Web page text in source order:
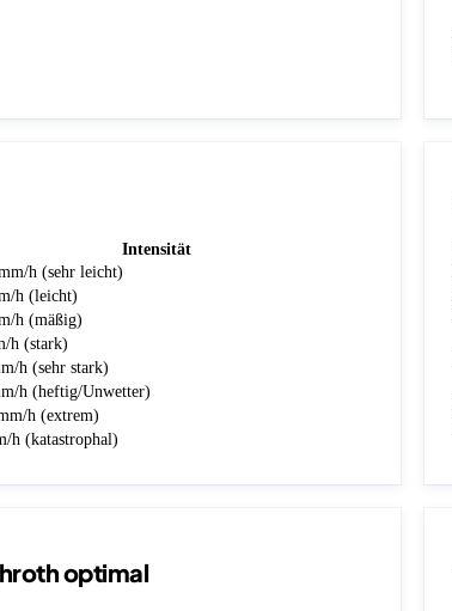
Intensität
h (sehr leicht)
h (leicht)
h (mäßig)
h (stark)
h (sehr stark)
h (heftig/Unwetter)
h (extrem)
h (katastrophal)
optimal